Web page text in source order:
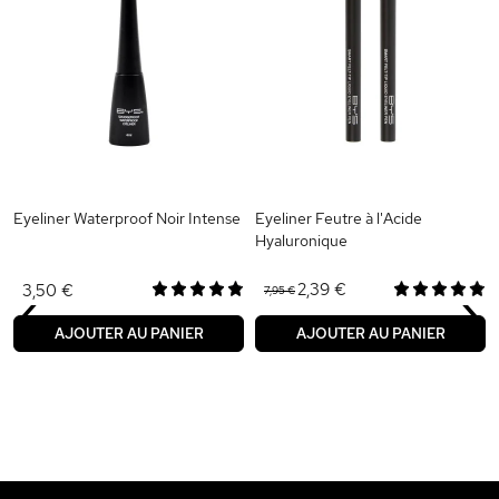
Eyeliner Waterproof Noir Intense
3,50 €
AJOUTER AU PANIER
Eyeliner Feutre à l'Acide
Hyaluronique
7,95 €2,39 €
AJOUTER AU PANIER
‹ ›